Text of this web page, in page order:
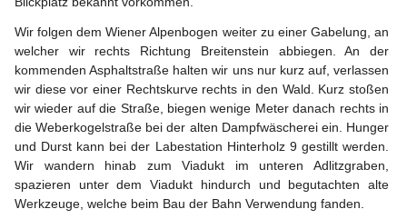
Wir folgen dem Wiener Alpenbogen weiter zu einer Gabelung, an
welcher wir rechts Richtung Breitenstein abbiegen. An der
kommenden Asphaltstraße halten wir uns nur kurz auf, verlassen
wir diese vor einer Rechtskurve rechts in den Wald. Kurz stoßen
wir wieder auf die Straße, biegen wenige Meter danach rechts in
die Weberkogelstraße bei der alten Dampfwäscherei ein. Hunger
und Durst kann bei der Labestation Hinterholz 9 gestillt werden.
Wir wandern hinab zum Viadukt im unteren Adlitzgraben,
spazieren unter dem Viadukt hindurch und begutachten alte
Werkzeuge, welche beim Bau der Bahn Verwendung fanden.